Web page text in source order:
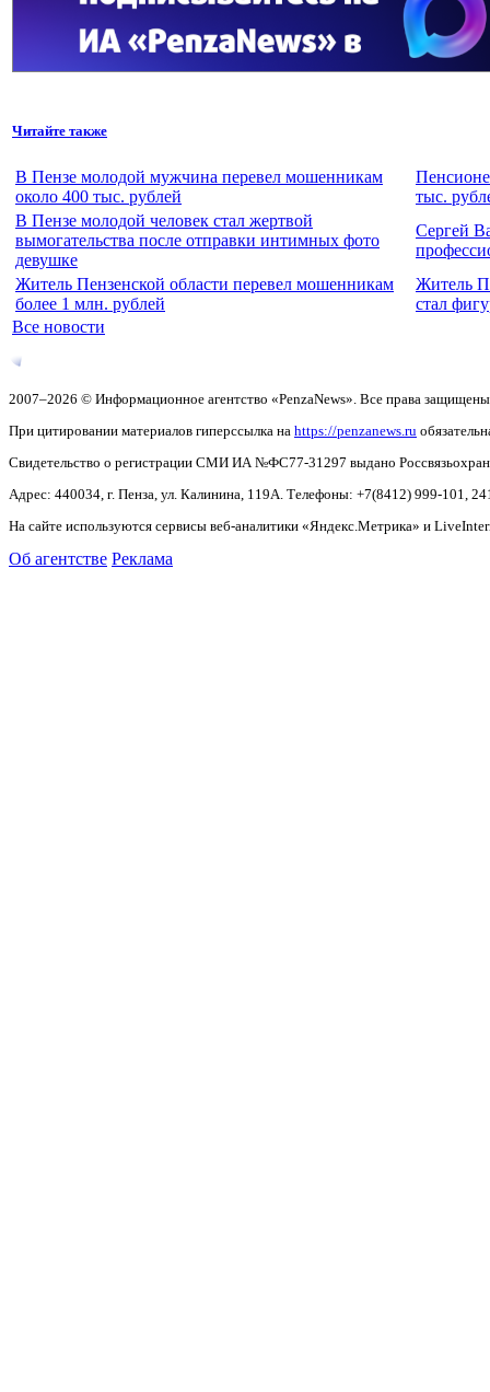
Читайте также
В Пензе молодой мужчина перевел мошенникам
около 400 тыс. рублей
тыс.
В Пензе молодой человек стал жертвой
вымогательства после отправки интимных фото
девушке
Сергей
Житель Пензенской области перевел мошенникам
более 1 млн. рублей
Житель
стал
Все новости
2007–2026 © Информационное агентство «PenzaNews». Все права
При цитировании материалов гиперссылка на https://penzanews.ru
Свидетельство о регистрации СМИ ИА №ФС77-31297 выдано
Адрес: 440034, г. Пенза, ул. Калинина, 119А. Телефоны: +7(8412) 999-101,
На сайте используются сервисы веб-аналитики «Яндекс.Метрика» и
Об агентстве Реклама